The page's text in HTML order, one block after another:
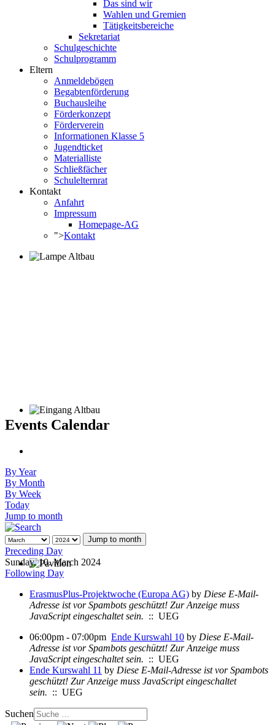
Das sind wir
Wahlen und Gremien
Tätigkeitsbereiche
Sekretariat
Schulgeschichte
Schulprogramm
Eltern
Anmeldebögen
Begabtenförderung
Buchausleihe
Förderkonzept
Förderverein
Informationen Klasse 5
Jugendticket
Materialliste
Schließfächer
Schulelternrat
Kontakt
Anfahrt
Impressum
Homepage-AG
">Kontakt
Events Calendar
By Year
By Month
By Week
Today
Jump to month
Jump to month
Preceding Day
Sunday, 10. March 2024
Following Day
ErasmusPlus-Projektwoche (Europa AG) by Diese E-Mail-
Adresse ist vor Spambots geschützt! Zur Anzeige muss
JavaScript eingeschaltet sein. :: UEG
06:00pm - 07:00pm Ende Kurswahl 10 by Diese E-Mail-
Adresse ist vor Spambots geschützt! Zur Anzeige muss
JavaScript eingeschaltet sein. :: UEG
Ende Kurswahl 11 by Diese E-Mail-Adresse ist vor Spambots
geschützt! Zur Anzeige muss JavaScript eingeschaltet
sein. :: UEG
Suchen